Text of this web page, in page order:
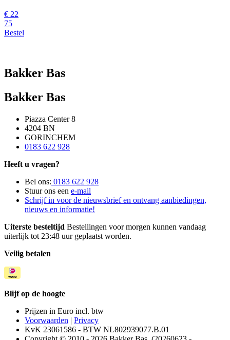
€ 22
75
Bestel
Bakker Bas
Bakker Bas
Piazza Center 8
4204 BN
GORINCHEM
0183 622 928
Heeft u vragen?
Bel ons: 0183 622 928
Stuur ons een e-mail
Schrijf in voor de nieuwsbrief en ontvang aanbiedingen,
nieuws en informatie!
Uiterste besteltijd Bestellingen voor morgen kunnen vandaag
uiterlijk tot 23:48 uur geplaatst worden.
Veilig betalen
Blijf op de hoogte
Prijzen in Euro incl. btw
Voorwaarden | Privacy
KvK 23061586 - BTW NL802939077.B.01